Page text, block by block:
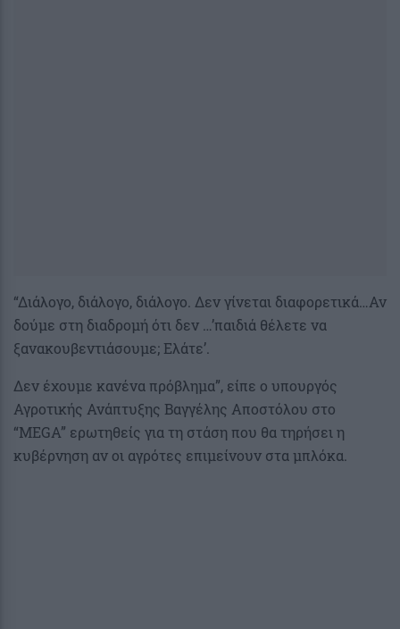
“Διάλογο, διάλογο, διάλογο. Δεν γίνεται διαφορετικά…Αν
δούμε στη διαδρομή ότι δεν …’παιδιά θέλετε να
ξανακουβεντιάσουμε; Ελάτε’.
Δεν έχουμε κανένα πρόβλημα”, είπε ο υπουργός
Αγροτικής Ανάπτυξης Βαγγέλης Αποστόλου στο
“MEGA” ερωτηθείς για τη στάση που θα τηρήσει η
κυβέρνηση αν οι αγρότες επιμείνουν στα μπλόκα.